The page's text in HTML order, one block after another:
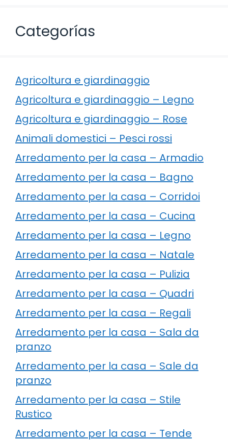
Categorías
Agricoltura e giardinaggio
Agricoltura e giardinaggio – Legno
Agricoltura e giardinaggio – Rose
Animali domestici – Pesci rossi
Arredamento per la casa – Armadio
Arredamento per la casa – Bagno
Arredamento per la casa – Corridoi
Arredamento per la casa – Cucina
Arredamento per la casa – Legno
Arredamento per la casa – Natale
Arredamento per la casa – Pulizia
Arredamento per la casa – Quadri
Arredamento per la casa – Regali
Arredamento per la casa – Sala da
pranzo
Arredamento per la casa – Sale da
pranzo
Arredamento per la casa – Stile
Rustico
Arredamento per la casa – Tende